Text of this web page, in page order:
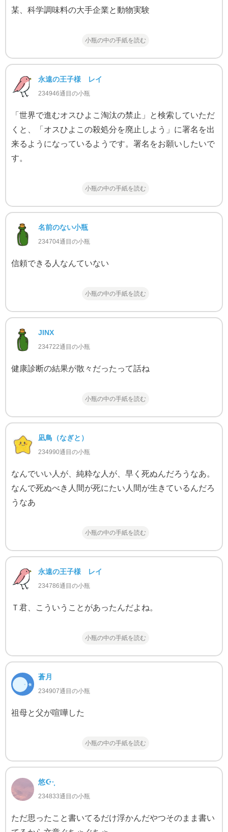
某、科学調味料の大手企業と動物実験
小瓶の中の手紙を読む
永遠の王子様 レイ
234946通目の小瓶
「世界で進むオスひよこ淘汰の禁止」と検索していただ
くと、「オスひよこの殺処分を廃止しよう」に署名を出
来るようになっているようです。署名をお願いしたいで
す。
小瓶の中の手紙を読む
名前のない小瓶
234704通目の小瓶
信頼できる人なんていない
小瓶の中の手紙を読む
JINX
234722通目の小瓶
健康診断の結果が散々だったって話ね
小瓶の中の手紙を読む
凪鳥（なぎと）
234990通目の小瓶
なんでいい人が、純粋な人が、早く死ぬんだろうなあ。
なんで死ぬべき人間が死にたい人間が生きているんだろ
うなあ
小瓶の中の手紙を読む
永遠の王子様 レイ
234786通目の小瓶
Ｔ君、こういうことがあったんだよね。
小瓶の中の手紙を読む
蒼月
234907通目の小瓶
祖母と父が喧嘩した
小瓶の中の手紙を読む
悠☪·̩͙
234833通目の小瓶
ただ思ったこと書いてるだけ浮かんだやつそのまま書い